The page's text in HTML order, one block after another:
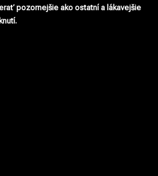
pozornejšie ako ostatní a lákavejšie